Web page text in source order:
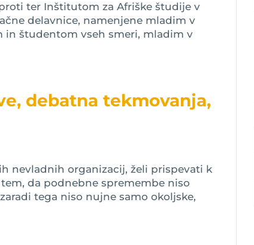
ter Inštitutom za Afriške študije v
delavnice, namenjene mladim v
in študentom vseh smeri, mladim v
debatna tekmovanja,
nevladnih organizacij, želi prispevati k
da podnebne spremembe niso
tega niso nujne samo okoljske,